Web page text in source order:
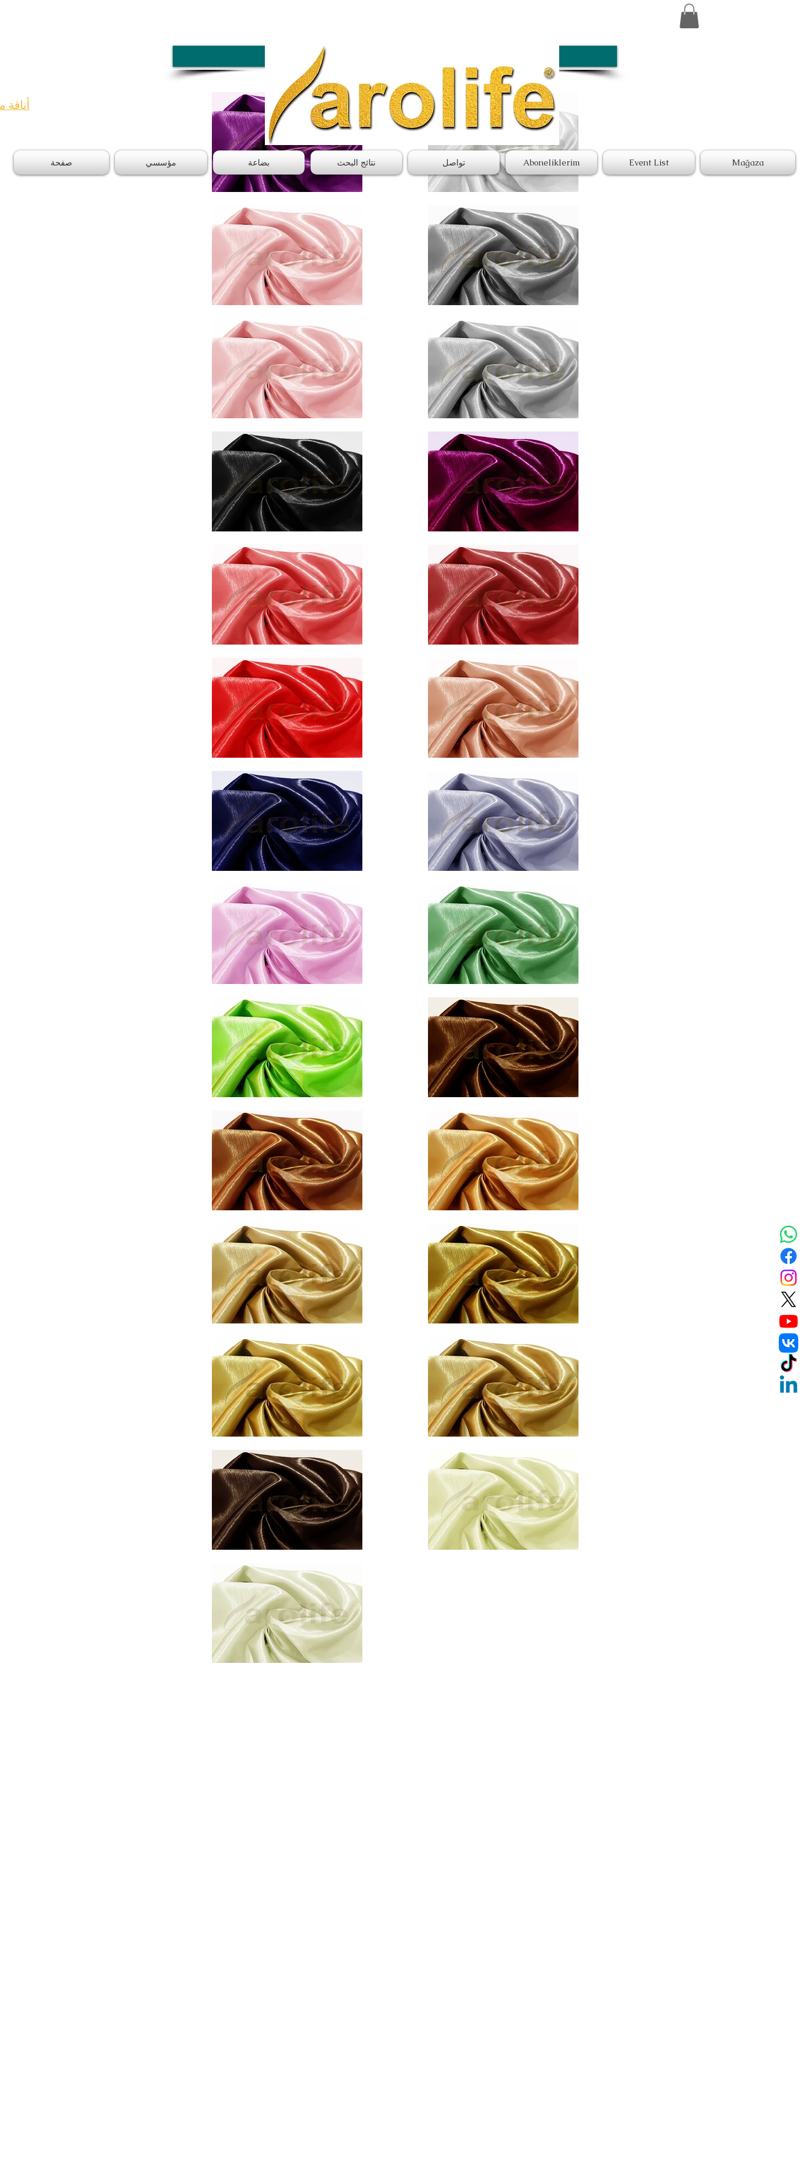
صفحة مؤسسي بضاعة نتائج البحث تواصل Aboneliklerim Event List Mağaza
أناقة